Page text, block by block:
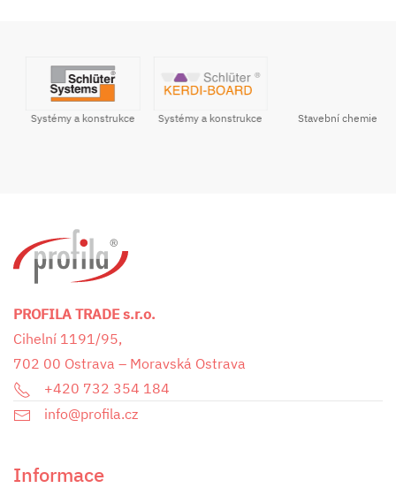
Systémy a konstrukce Systémy a konstrukce Stavební chemie
PROFILA TRADE s.r.o.
Cihelní 1191/95,
702 00 Ostrava – Moravská Ostrava
+420 732 354 184
info@profila.cz
Informace